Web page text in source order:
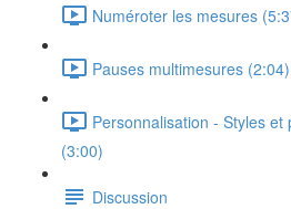
Numéroter les mesures
Pauses multimesures (2:04)
Personnalisation - Styles
(3:00)
Discussion